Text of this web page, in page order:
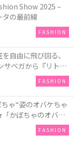
Show 2025 –
の最前線
FASHION
自由に飛び回る、
ベガから『リトル
ーサリーイヤー』を
FASHION
ゃ“姿のオバケちゃ
かぼちゃのオバケ
Q-pot CAFE.では
ト」も登場
FASHION